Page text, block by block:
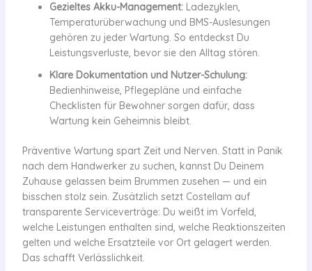
Gezieltes Akku-Management:Ladezyklen,
Temperaturüberwachung und BMS-Auslesungen
gehören zu jeder Wartung. So entdeckst Du
Leistungsverluste, bevor sie den Alltag stören.
Klare Dokumentation und Nutzer-Schulung:
Bedienhinweise, Pflegepläne und einfache
Checklisten für Bewohner sorgen dafür, dass
Wartung kein Geheimnis bleibt.
Präventive Wartung spart Zeit und Nerven. Statt in Panik
nach dem Handwerker zu suchen, kannst Du Deinem
Zuhause gelassen beim Brummen zusehen — und ein
bisschen stolz sein. Zusätzlich setzt Costellam auf
transparente Serviceverträge: Du weißt im Vorfeld,
welche Leistungen enthalten sind, welche Reaktionszeiten
gelten und welche Ersatzteile vor Ort gelagert werden.
Das schafft Verlässlichkeit.